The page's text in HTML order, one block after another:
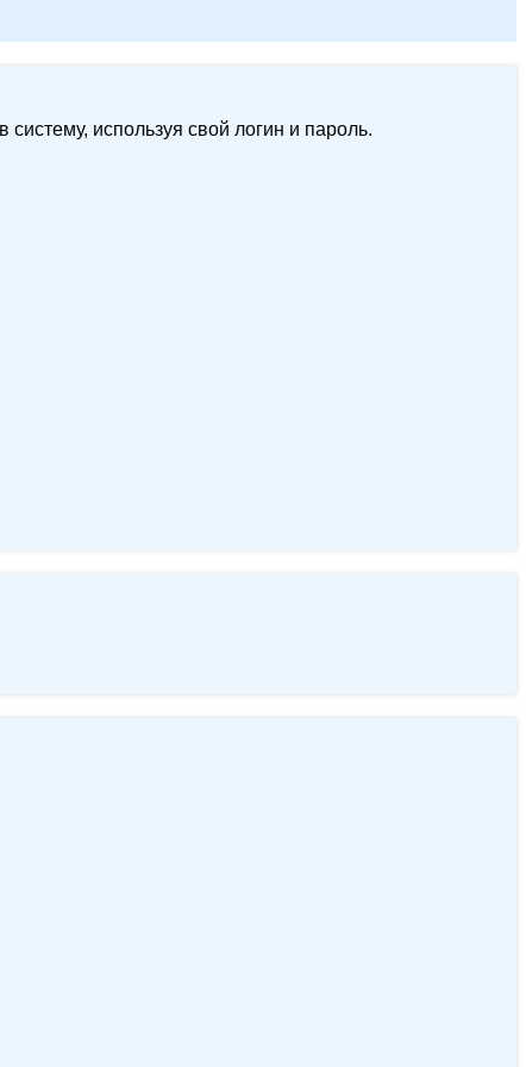
используя свой логин и пароль.